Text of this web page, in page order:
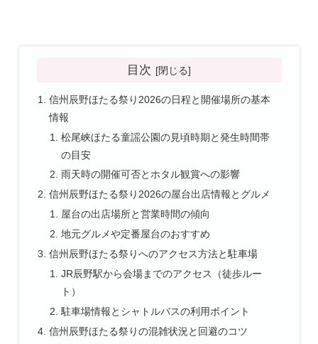
目次
信州辰野ほたる祭り2026の日程と開催場所の基本
情報
松尾峡ほたる童謡公園の見頃時期と発生時間帯
の目安
雨天時の開催可否とホタル観賞への影響
信州辰野ほたる祭り2026の屋台出店情報とグルメ
屋台の出店場所と営業時間の傾向
地元グルメや定番屋台のおすすめ
信州辰野ほたる祭りへのアクセス方法と駐車場
JR辰野駅から会場までのアクセス（徒歩ルー
ト）
駐車場情報とシャトルバスの利用ポイント
信州辰野ほたる祭りの混雑状況と回避のコツ